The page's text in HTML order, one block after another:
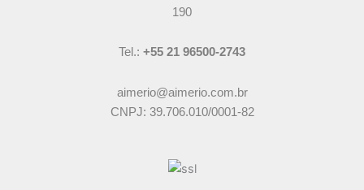
190
Tel.: +55 21 96500-2743
aimerio@aimerio.com.br
CNPJ: 39.706.010/0001-82